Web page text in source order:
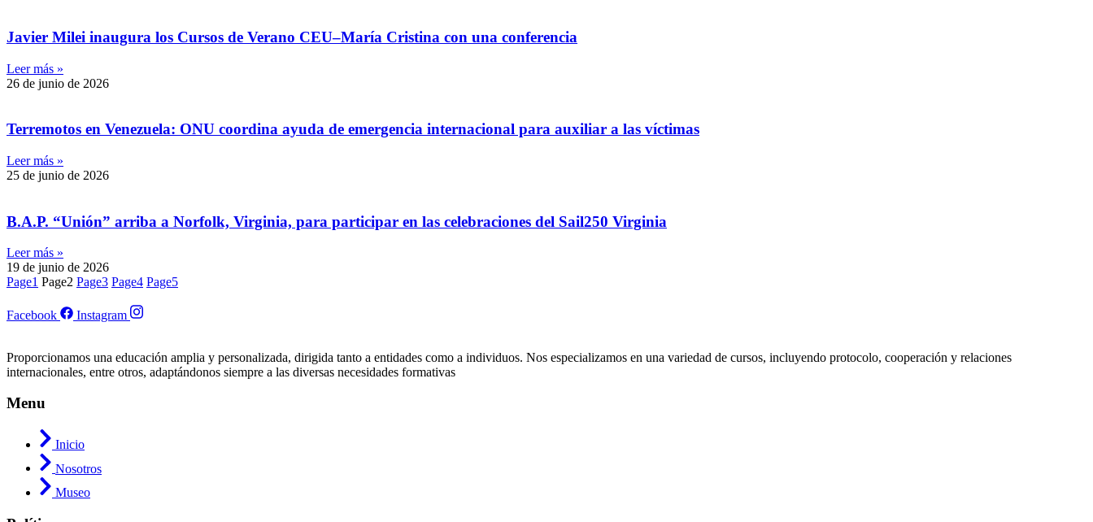
Javier Milei inaugura los Cursos de Verano CEU–María Cristina con una conferencia
Leer más »
26 de junio de 2026
Terremotos en Venezuela: ONU coordina ayuda de emergencia internacional para auxiliar a las víctimas
Leer más »
25 de junio de 2026
B.A.P. “Unión” arriba a Norfolk, Virginia, para participar en las celebraciones del Sail250 Virginia
Leer más »
19 de junio de 2026
Page1 Page2 Page3 Page4 Page5
Facebook Instagram
Proporcionamos una educación amplia y personalizada, dirigida tanto a entidades como a individuos. Nos especializamos en una variedad de cursos, incluyendo protocolo, cooperación y relaciones
internacionales, entre otros, adaptándonos siempre a las diversas necesidades formativas
Menu
Inicio
Nosotros
Museo